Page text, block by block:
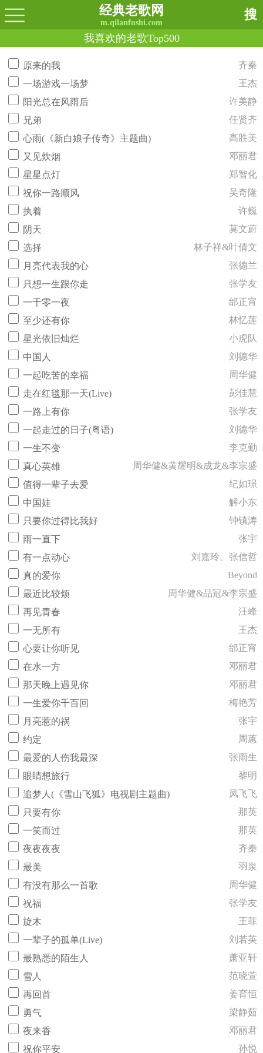
经典老歌网
m.qilanfushi.com
搜
我喜欢的老歌Top500
原来的我
齐秦
一场游戏一场梦
王杰
阳光总在风雨后
许美静
兄弟
任贤齐
心雨(《新白娘子传奇》主题曲)
高胜美
又见炊烟
邓丽君
星星点灯
郑智化
祝你一路顺风
吴奇隆
执着
许巍
阴天
莫文蔚
选择
林子祥&叶倩文
月亮代表我的心
张德兰
只想一生跟你走
张学友
一千零一夜
邰正宵
至少还有你
林忆莲
星光依旧灿烂
小虎队
中国人
刘德华
一起吃苦的幸福
周华健
走在红毯那一天(Live)
彭佳慧
一路上有你
张学友
一起走过的日子(粤语)
刘德华
一生不变
李克勤
真心英雄
周华健&黄耀明&成龙&李宗盛
值得一辈子去爱
纪如璟
中国娃
解小东
只要你过得比我好
钟镇涛
雨一直下
张宇
有一点动心
刘嘉玲、张信哲
真的爱你
Beyond
最近比较烦
周华健&品冠&李宗盛
再见青春
汪峰
一无所有
王杰
心要让你听见
邰正宵
在水一方
邓丽君
那天晚上遇见你
邓丽君
一生爱你千百回
梅艳芳
月亮惹的祸
张宇
约定
周蕙
最爱的人伤我最深
张雨生
眼睛想旅行
黎明
追梦人(《雪山飞狐》电视剧主题曲)
凤飞飞
只要有你
那英
一笑而过
那英
夜夜夜夜
齐秦
最美
羽泉
有没有那么一首歌
周华健
祝福
张学友
旋木
王菲
一辈子的孤单(Live)
刘若英
最熟悉的陌生人
萧亚轩
雪人
范晓萱
再回首
姜育恒
勇气
梁静茹
夜来香
邓丽君
祝你平安
孙悦